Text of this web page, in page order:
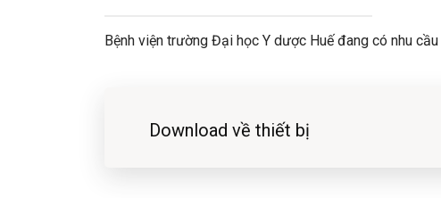
Bệnh viện trường Đại học Y dược Huế đang có nhu
Download về thiết bị